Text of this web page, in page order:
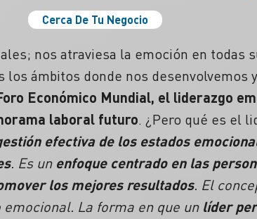
Cerca De Tu Negocio
nos atraviesa la emoción en todas
ámbitos donde nos desenvolvemos
Económico Mundial, el liderazgo
laboral futuro. ¿Pero qué es el
efectiva de los estados
. Es un enfoque centrado en las
los mejores resultados. El
La forma en que un líder